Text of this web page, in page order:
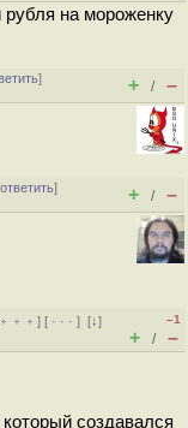
на мороженку
]
+ / –
ответить]
+ / –
﹢﹢﹢] [ · · ·][↓]
–1
+ / –
создавался